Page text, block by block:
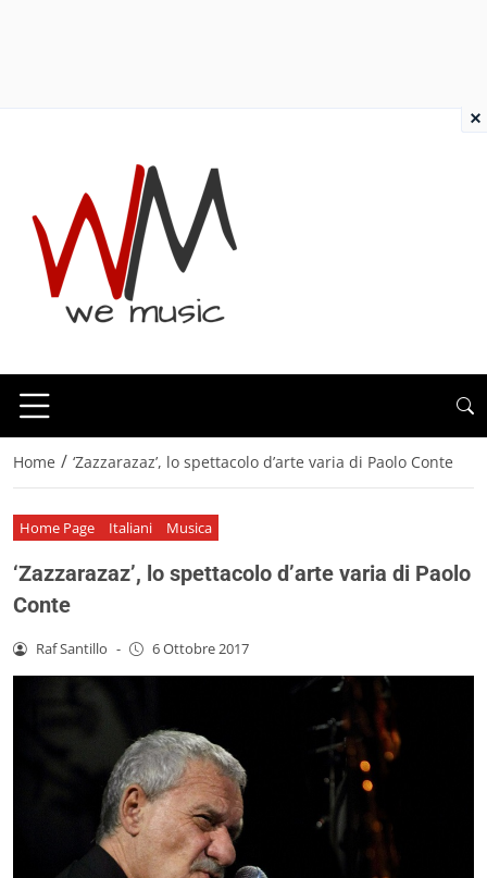
Home / ‘Zazzarazaz’, lo spettacolo d’arte varia di Paolo Conte
Home Page Italiani Musica
‘Zazzarazaz’, lo spettacolo d’arte varia di Paolo
Conte
Raf Santillo - 6 Ottobre 2017
×